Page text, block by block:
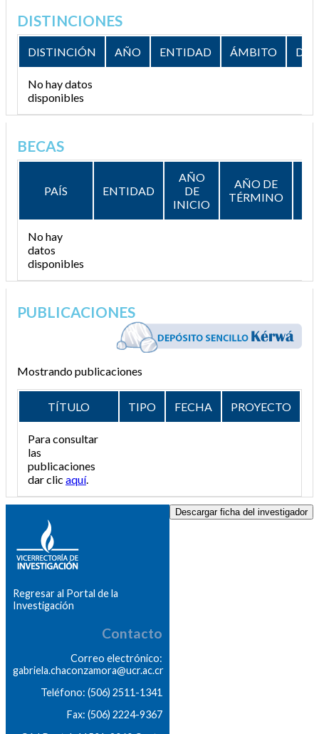
DISTINCIONES
DISTINCIÓN AÑO ENTIDAD ÁMBITO
No hay datos
disponibles
BECAS
PAÍS ENTIDAD
AÑO
DE
INICIO
AÑO DE
TÉRMINO
No hay
datos
disponibles
PUBLICACIONES
Mostrando publicaciones
TÍTULO TIPO FECHA PROYECTO
Para consultar
las
publicaciones
dar clic aquí.
Descargar ficha del investigador
Regresar al Portal de la
Investigación
Contacto
Correo electrónico:
gabriela.chaconzamora@ucr.ac.cr
Teléfono: (506) 2511-1341
Fax: (506) 2224-9367